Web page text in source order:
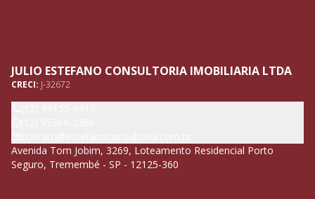
JULIO ESTEFANO CONSULTORIA IMOBILIARIA LTDA
CRECI: J-32672
Avenida Tom Jobim, 3269, Loteamento Residencial Porto
Seguro, Tremembé - SP - 12125-360